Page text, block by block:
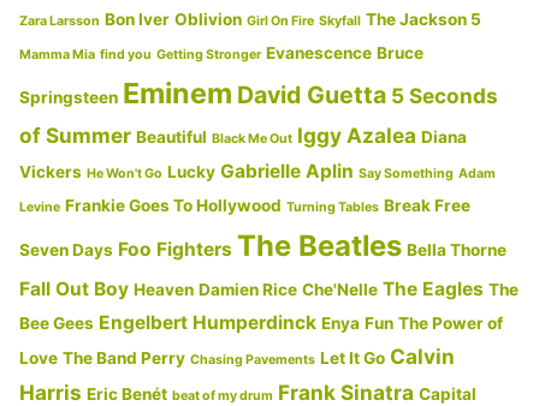
ル
ー
ジ
ム
【歌
詞
翻
訳・
Zara Larsson Bon Iver Oblivion Girl On Fire Skyfall The Jackson 5
Mamma Mia find you Getting Stronger Evanescence Bruce
Springsteen Eminem David Guetta 5 Seconds
of Summer Beautiful Black Me Out Iggy Azalea Diana
Vickers He Won't Go Lucky Gabrielle Aplin Say Something Adam
Levine Frankie Goes To Hollywood Turning Tables Break Free
Seven Days Foo Fighters The Beatles Bella Thorne
Fall Out Boy Heaven Damien Rice Che'Nelle The Eagles The
Bee Gees Engelbert Humperdinck Enya Fun The Power of
Love The Band Perry Chasing Pavements Let It Go Calvin
Harris Eric Benét beat of my drum Frank Sinatra Capital